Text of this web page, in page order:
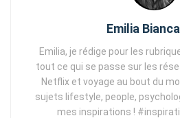
Emilia
Emilia, je rédige pour les
tout ce qui se passe sur les
Netflix et voyage au bout du
sujets lifestyle, people,
mes inspirations !